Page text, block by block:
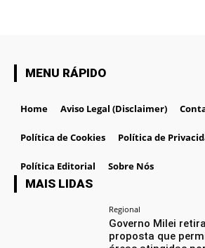
MENU RÁPIDO
Home Aviso Legal (Disclaimer)
Política de Cookies Política de
Política Editorial Sobre Nós
MAIS LIDAS
Regional
Governo Milei
proposta que